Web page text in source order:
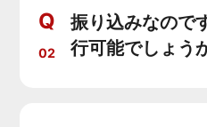
Q
02
振り込みなので
行可能でしょう